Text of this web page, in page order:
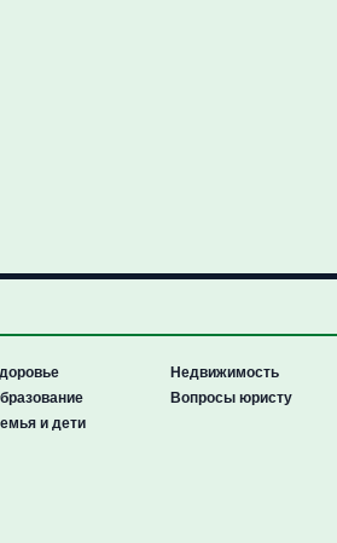
и дети
Недвижимость
Вопросы юристу